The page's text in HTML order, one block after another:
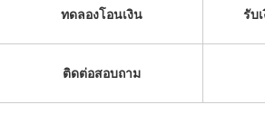
ทดลองโอนเงิน รับ
ติดต่อสอบถาม